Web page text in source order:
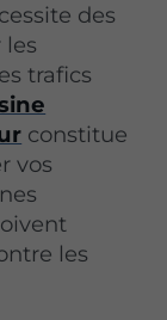
des
les
trafics
constitue
vos
les